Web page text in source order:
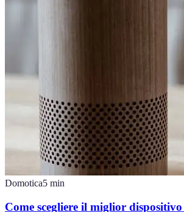
Domotica5 min
Come scegliere il miglior